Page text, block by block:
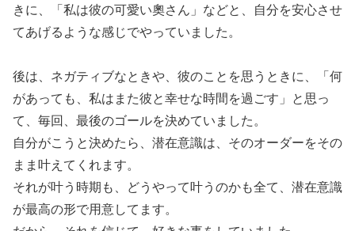
きに、「私は彼の可愛い奧さん」などと、自分を安心させ
てあげるような感じでやっていました。
後は、ネガティブなときや、彼のことを思うときに、「何
があっても、私はまた彼と幸せな時間を過ごす」と思っ
て、毎回、最後のゴールを決めていました。
自分がこうと決めたら、潜在意識は、そのオーダーをその
まま叶えてくれます。
それが叶う時期も、どうやって叶うのかも全て、潜在意識
が最高の形で用意してます。